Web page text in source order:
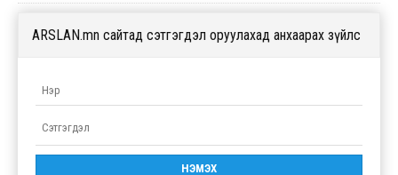
ARSLAN.mn сайтад сэтгэгдэл оруулахад анхаарах зүйлс